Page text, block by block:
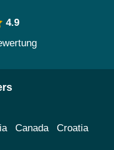
4.9
Canada Croatia